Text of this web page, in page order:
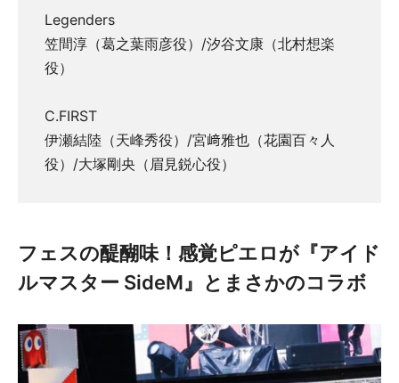
Legenders
笠間淳（葛之葉雨彦役）/汐谷文康（北村想楽
役）
C.FIRST
伊瀬結陸（天峰秀役）/宮﨑雅也（花園百々人
役）/大塚剛央（眉見鋭心役）
フェスの醍醐味！感覚ピエロが『アイド
ルマスター SideM』とまさかのコラボ